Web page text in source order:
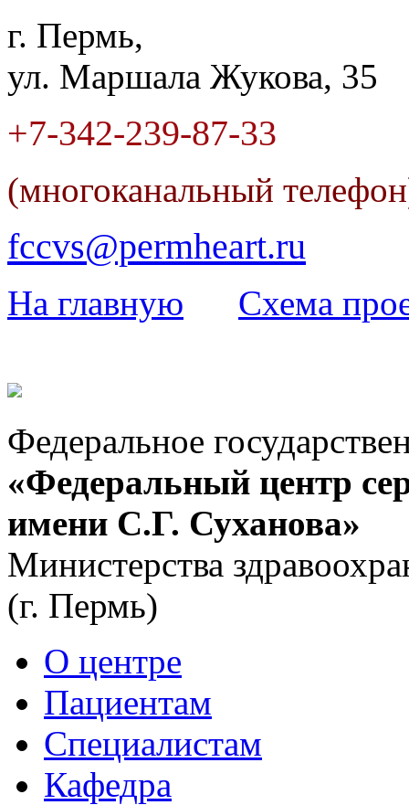
г. Пермь,
ул. Маршала Жукова, 35
+7-342-239-87-33
(многоканальный
fccvs@permheart.ru
На главную Cхема
Федеральное
«Федеральный центр
имени С.Г. Суханова»
Министерства
(г. Пермь)
О центре
Пациентам
Специалистам
Кафедра